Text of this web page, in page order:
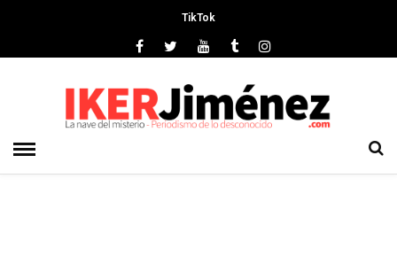
of type array|string is deprecated in
content/plugins/wordfence/vendor/wordfence/wf-
waf/src/lib/rules.phpon line1896
TikTok